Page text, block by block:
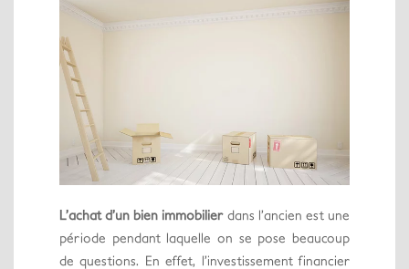
L’achat d’un bien immobilierdans l’ancien est une
période pendant laquelle on se pose beaucoup
de questions. En effet, l’investissement financier